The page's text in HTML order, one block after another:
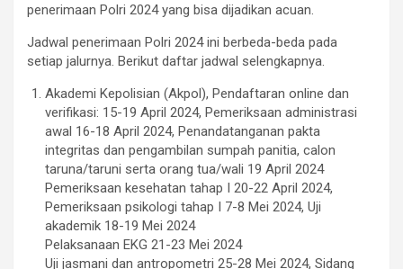
penerimaan Polri 2024 yang bisa dijadikan acuan.
Jadwal penerimaan Polri 2024 ini berbeda-beda pada
setiap jalurnya. Berikut daftar jadwal selengkapnya.
Akademi Kepolisian (Akpol), Pendaftaran online dan
verifikasi: 15-19 April 2024, Pemeriksaan administrasi
awal 16-18 April 2024, Penandatanganan pakta
integritas dan pengambilan sumpah panitia, calon
taruna/taruni serta orang tua/wali 19 April 2024
Pemeriksaan kesehatan tahap I 20-22 April 2024,
Pemeriksaan psikologi tahap I 7-8 Mei 2024, Uji
akademik 18-19 Mei 2024
Pelaksanaan EKG 21-23 Mei 2024
Uji jasmani dan antropometri 25-28 Mei 2024, Sidang